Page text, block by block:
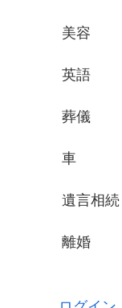
美容
英語
葬儀
車
遺言相続
離婚